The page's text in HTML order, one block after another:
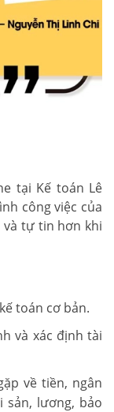
tại Kế toán Lê
công việc của
tự tin hơn khi
toán cơ bản.
và xác định tài
về tiền, ngân
sản, lương, bảo